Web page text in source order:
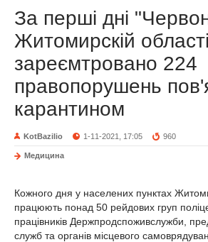
За перші дні
Житомирскій області
зареємтровано 224
правопорушень
карантином
KotBazilio 1-11-2021, 17:05 960
Медицина
Кожного дня у населених пунктах
працюють понад 50 рейдових груп
працівників Держпродспоживслужби,
служб та органів місцевого